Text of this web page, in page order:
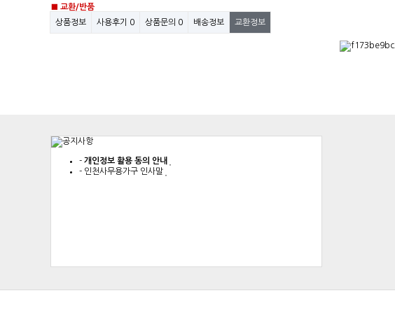
■ 교환/반품
상품정보
사용후기 0 상품문의 0 배송정보 교환정보
- 개인정보 활용 동의 안내
- 인천사무용가구 인사말